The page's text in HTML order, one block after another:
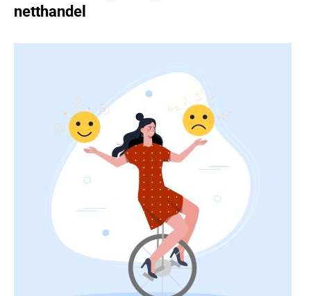
netthandel